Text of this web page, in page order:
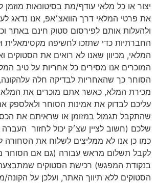
יצור או כל מלאי עודף/מת בסיטונאות מוזמן
את פרטי המלאי דרך הוואצ׳אפ, אנו נדאג
ולהעלות אותם לפירסום סטוק חינם באתר
החברתיות כדי שתזכו לחשיפה מקסימאלית
המלאי, מכיוון שאנו לא רואים את הסטוקים
המוכרים אנו מסירים כל אחריות על טיב
הסוחר כך שהאחריות לבדיקה חלה
מכירת המלא, כאשר אתם מוכרים את
עליכם לבדוק את אמינות הסוחר ולאלספק
שהתקבל תגמול במזומן או שראיתם את
שלכם (חשוב לציין שצ׳ק יכול לחזור העברה
כמו כן אנו לא ממליצים לשלוח את הסחורה
לקבל תשלום מראש עבורה (גם אם הסוחר
בנקודת המפגש) רכישת הסטוקים שמתבצעת
הסטוקים ללא תיווך האתר, ועלכן על